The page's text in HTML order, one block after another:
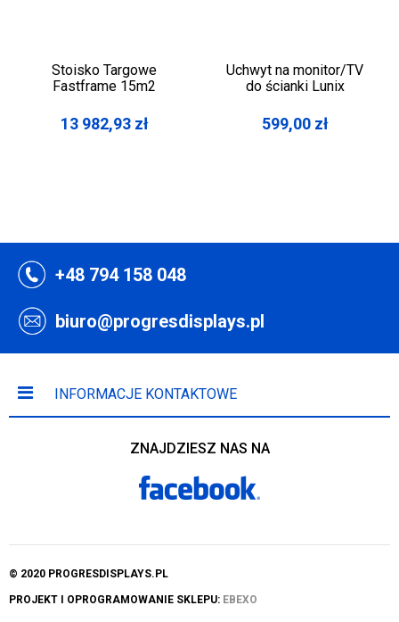
Stoisko Targowe
Fastframe 15m2
13 982,93 zł
Uchwyt na monitor/TV
do ścianki Lunix
599,00 zł
+48 794 158 048
biuro@progresdisplays.pl
INFORMACJE KONTAKTOWE
ZNAJDZIESZ NAS NA
© 2020 PROGRESDISPLAYS.PL
PROJEKT I OPROGRAMOWANIE SKLEPU: EBEXO